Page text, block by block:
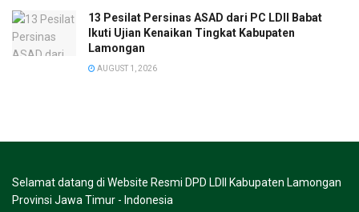
13 Pesilat Persinas ASAD dari PC LDII Babat
Ikuti Ujian Kenaikan Tingkat Kabupaten
Lamongan
AUGUST 1, 2026
Selamat datang di Website Resmi DPD LDII Kabupaten Lamongan
Provinsi Jawa Timur - Indonesia